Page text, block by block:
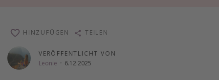
Gruppenreisen
Hotels in Hamburg
Hotels in Amsterdam
VERÖFFENTLICHT VON
Leonie · 6.12.2025
HINZUFÜGEN TEILEN